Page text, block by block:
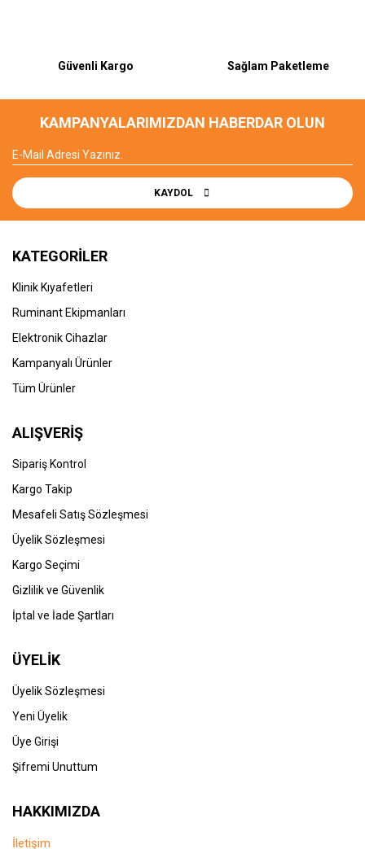
Güvenli Kargo Sağlam Paketleme
KAMPANYALARIMIZDAN HABERDAR OLUN
KAYDOL
KATEGORİLER
Klinik Kıyafetleri
Ruminant Ekipmanları
Elektronik Cihazlar
Kampanyalı Ürünler
Tüm Ürünler
ALIŞVERİŞ
Sipariş Kontrol
Kargo Takip
Mesafeli Satış Sözleşmesi
Üyelik Sözleşmesi
Kargo Seçimi
Gizlilik ve Güvenlik
İptal ve İade Şartları
ÜYELİK
Üyelik Sözleşmesi
Yeni Üyelik
Üye Girişi
Şifremi Unuttum
HAKKIMIZDA
İletişim